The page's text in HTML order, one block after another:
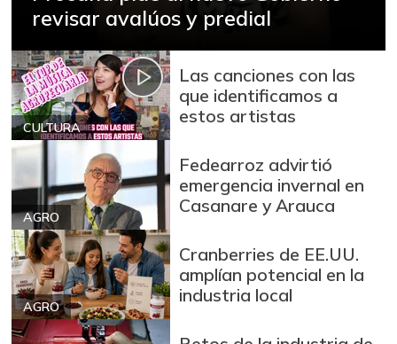
revisar avalúos y predial
CULTURA
Las canciones con las
que identificamos a
estos artistas
AGRO
Fedearroz advirtió
emergencia invernal en
Casanare y Arauca
AGRO
Cranberries de EE.UU.
amplían potencial en la
industria local